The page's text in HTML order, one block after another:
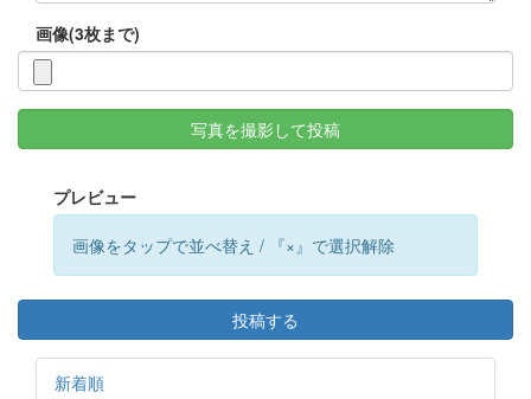
画像(3枚まで)
写真を撮影して投稿
プレビュー
画像をタップで並べ替え / 『×』で選択解除
投稿する
新着順